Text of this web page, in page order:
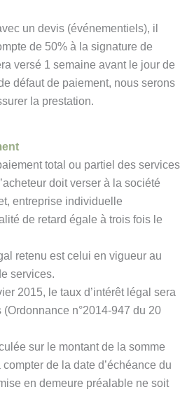
un devis (événementiels), il
de 50% à la signature de
versé 1 semaine avant le jour de
défaut de paiement, nous serons
la prestation.
total ou partiel des services
doit verser à la société
entreprise individuelle
de retard égale à trois fois le
retenu est celui en vigueur au
services.
2015, le taux d’intérêt légal sera
n°2014-947 du 20
sur le montant de la somme
de la date d’échéance du
en demeure préalable ne soit